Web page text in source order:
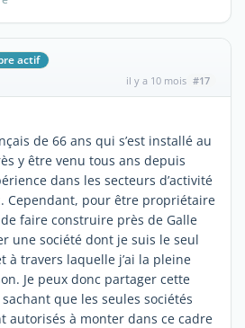
actif
il y a 10 mois #17
de 66 ans qui s’est installé au
y être venu tous ans depuis
dans les secteurs d’activité
Cependant, pour être propriétaire
faire construire près de Galle
une société dont je suis le seul
à travers laquelle j’ai la pleine
Je peux donc partager cette
que les seules sociétés
autorisés à monter dans ce cadre